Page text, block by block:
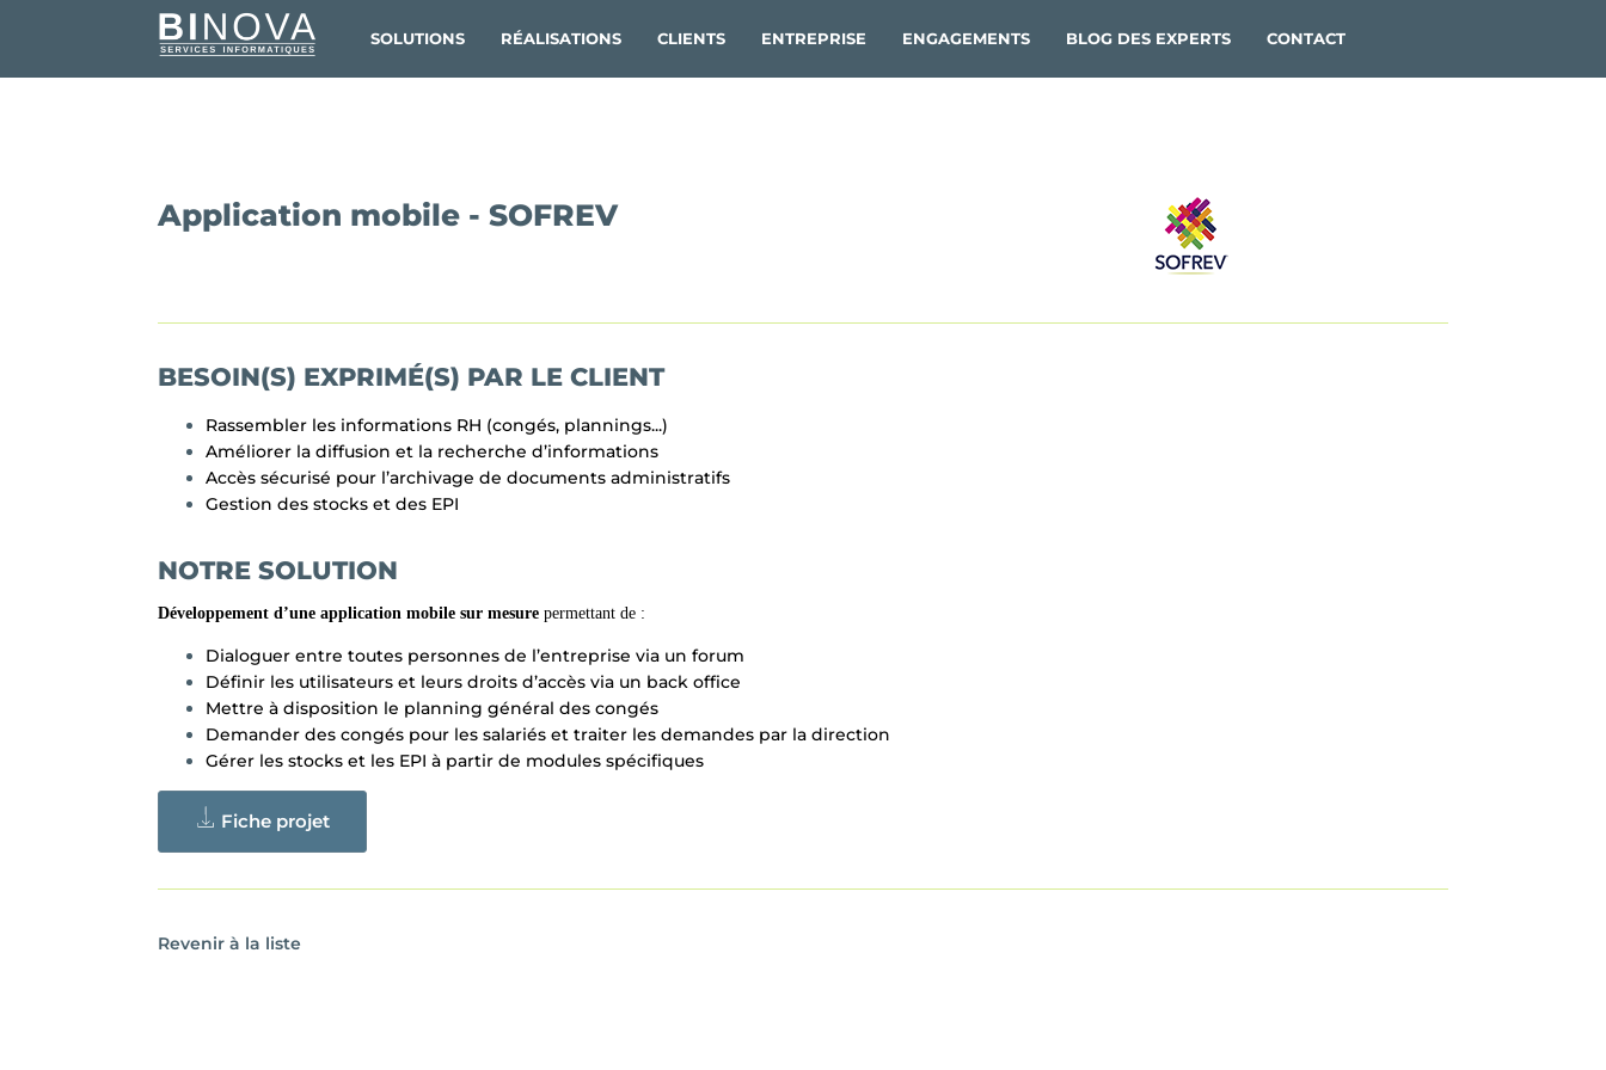
SOLUTIONS RÉALISATIONS CLIENTS ENTREPRISE ENGAGEMENTS BLOG DES EXPERTS CONTACT
Application mobile - SOFREV
BESOIN(S) EXPRIMÉ(S) PAR LE CLIENT
Rassembler les informations RH (congés, plannings...)
Améliorer la diffusion et la recherche d’informations
Accès sécurisé pour l’archivage de documents administratifs
Gestion des stocks et des EPI
NOTRE SOLUTION
Développement d’une application mobile sur mesure permettant de :
Dialoguer entre toutes personnes de l’entreprise via un forum
Définir les utilisateurs et leurs droits d’accès via un back office
Mettre à disposition le planning général des congés
Demander des congés pour les salariés et traiter les demandes par la direction
Gérer les stocks et les EPI à partir de modules spécifiques
Fiche projet
Revenir à la liste